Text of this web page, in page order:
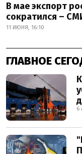
В мае экспорт
сократился –
11 ИЮНЯ, 16:10
ГЛАВНОЕ
6